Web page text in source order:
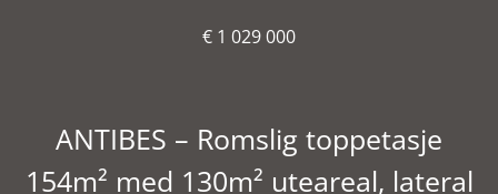
€ 1 029 000
ANTIBES – Romslig toppetasje
154m² med 130m² uteareal, lateral